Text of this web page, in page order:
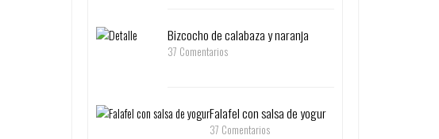
Bizcocho de calabaza y naranja
37 Comentarios
Falafel con salsa de yogur
37 Comentarios